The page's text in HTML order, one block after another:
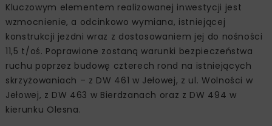
Kluczowym elementem realizowanej inwestycji jest
wzmocnienie, a odcinkowo wymiana, istniejącej
konstrukcji jezdni wraz z dostosowaniem jej do nośności
11,5 t/oś. Poprawione zostaną warunki bezpieczeństwa
ruchu poprzez budowę czterech rond na istniejących
skrzyżowaniach – z DW 461 w Jełowej, z ul. Wolności w
Jełowej, z DW 463 w Bierdzanach oraz z DW 494 w
kierunku Olesna.